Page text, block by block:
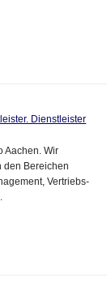
Dienstleister
Aachen. Wir
den Bereichen
Vertriebs-